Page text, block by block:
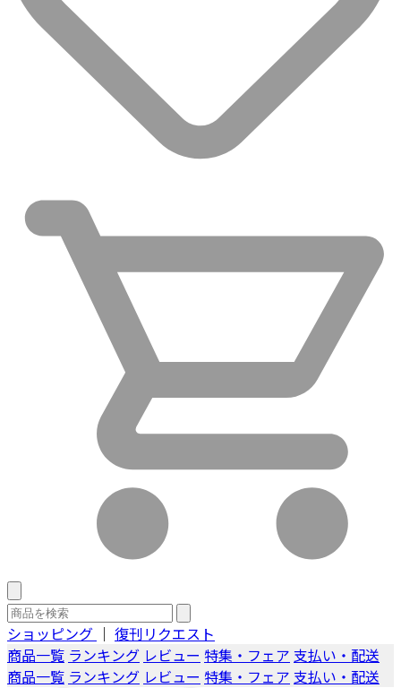
ショッピング ｜ 復刊リクエスト
商品一覧 ランキング レビュー 特集・フェア 支払い・配送
商品一覧 ランキング レビュー 特集・フェア 支払い・配送